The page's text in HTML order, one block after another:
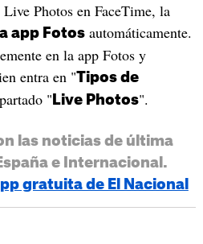
Photos en FaceTime, la
app Fotosautomáticamente.
en la app Fotos y
entra en "Tipos de
" Live Photos".
las noticias de última
e Internacional.
gratuita de El Nacional